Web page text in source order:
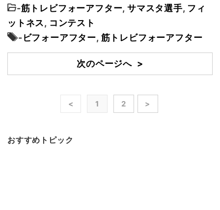
-筋トレビフォーアフター,サマスタ選手, フィ
ットネス, コンテスト
-ビフォーアフター, 筋トレビフォーアフター
次のページへ >
< 1 2 >
おすすめトピック